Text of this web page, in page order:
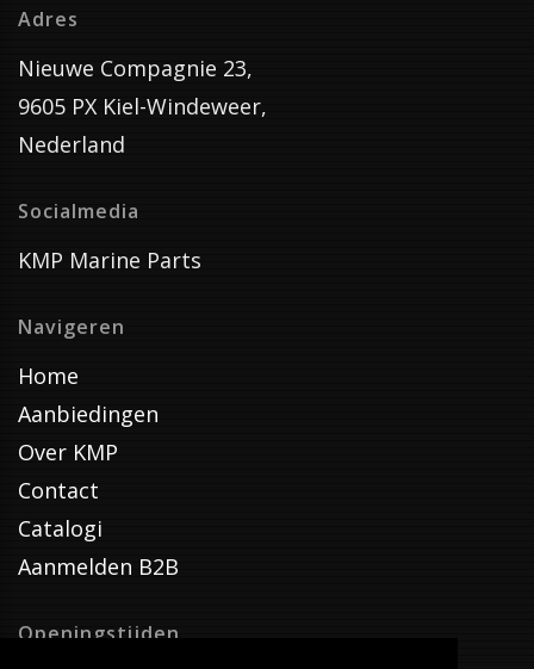
Adres
Nieuwe Compagnie 23,
9605 PX Kiel-Windeweer,
Nederland
Socialmedia
KMP Marine Parts
Navigeren
Home
Aanbiedingen
Over KMP
Contact
Catalogi
Aanmelden B2B
Openingstijden